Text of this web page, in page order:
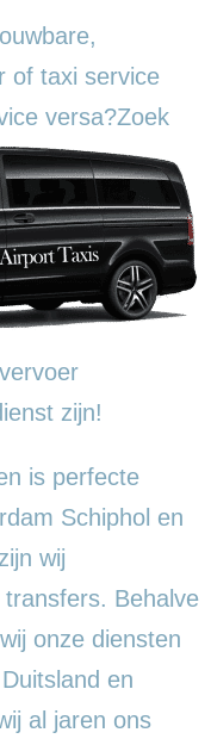
of taxi service
versa?Zoek
zijn!
is perfecte
Schiphol en
wij
Behalve
onze diensten
en
al jaren ons